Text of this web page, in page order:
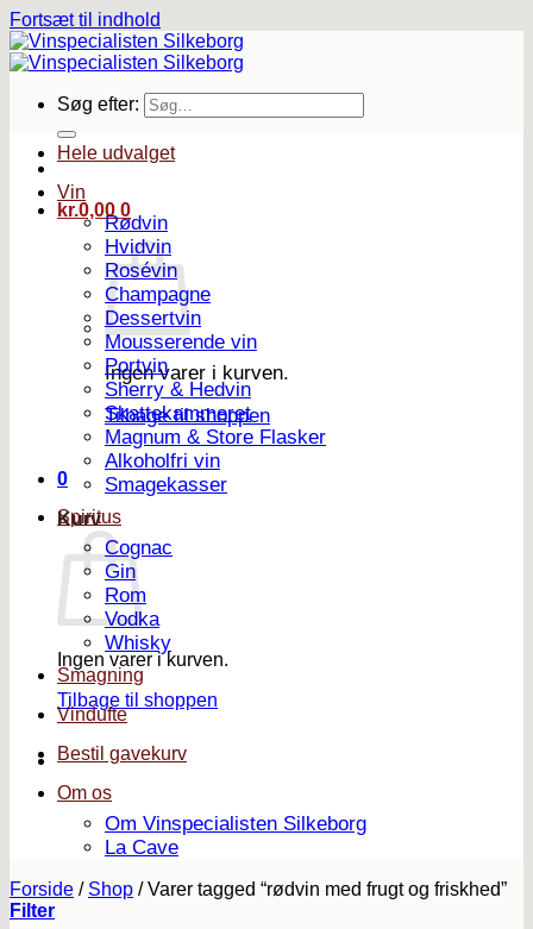
Fortsæt til indhold
Søg efter:
kr.0,00 0
Ingen varer i kurven.
Tilbage til shoppen
0
Kurv
Ingen varer i kurven.
Tilbage til shoppen
Hele udvalget
Vin
Rødvin
Hvidvin
Rosévin
Champagne
Dessertvin
Mousserende vin
Portvin
Sherry & Hedvin
Skattekammeret
Magnum & Store Flasker
Alkoholfri vin
Smagekasser
Spiritus
Cognac
Gin
Rom
Vodka
Whisky
Smagning
Vindufte
Bestil gavekurv
Om os
Om Vinspecialisten Silkeborg
La Cave
Forside / Shop /Varer tagged “rødvin med frugt og friskhed”
Filter